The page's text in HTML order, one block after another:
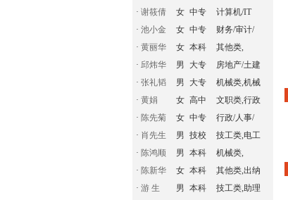
· 谢筱倩 女 中专
计算机/IT
· 池小金 女 中专
财务/审计/
· 黄丽华 女 本科
其他类,
· 邱炜华 男 大专
房地产/土建
· 张礼韬 男 大专
机械类,机械
· 黄娟 女 高中
文职类,行政
· 陈先菊 女 中专
行政/人事/
· 肖先生 男 技校
技工类,电工
· 陈鸿顺 男 本科
机械类,
· 陈新华 女 本科
其他类,出纳
· 游 生 男 本科
技工类,助理